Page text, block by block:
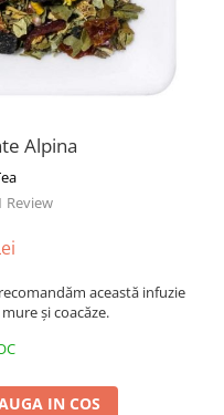
Alpina
Review
această infuzie
și coacăze.
IN COS